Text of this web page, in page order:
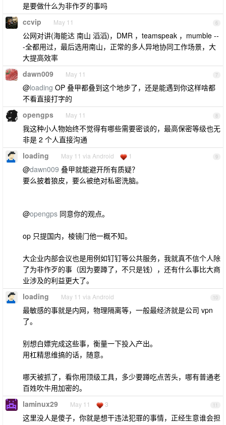
是要做什么为非作歹的事吗
6
ccvip May 11
公网对讲(海能达 南山 滔滔)，DMR ，teamspeak ，mumble --
-全都用过，最后选用南山，正常的多人异地协同工作场景，大
大提高效率
7
dawn009 May 11
@loading OP 叠甲都叠到这个地步了，还是能遇到你这样啥都
不看直接打字的
8
opengps May 11
我这种小人物始终不觉得有哪些需要密谈的，最高保密等级也无
非是 2 个人直接沟通
9
loading May 11 via Android 1
@dawn009 叠甲就能避开所有质疑？
要么披着狼皮，要么被绝对私密洗脑。
@opengps 同意你的观点。
op 只提国内，棱镜门他一概不知。
大企业内部会议也是用例如钉钉等公共服务，我就真不信个人除
了为非作歹的事（因为要蹲了，不只是钱），还有什么事比大商
业涉及的利益更大了。
10
loading May 11 via Android
最敏感的事就是内网，物理隔离等，一般最经济就是公司 vpn
了。
别想白嫖完成这些事，衡量一下投入产出。
用杠精思维搞的话，随意。
哪天被抓了，看你用顶级工具，多少要蹲吃点苦头，哪有普通老
百姓吹牛用加密的。
11
laminux29 May 11 3
这里没人是傻子，你就是想干违法犯罪的事情，正经生意谁会担